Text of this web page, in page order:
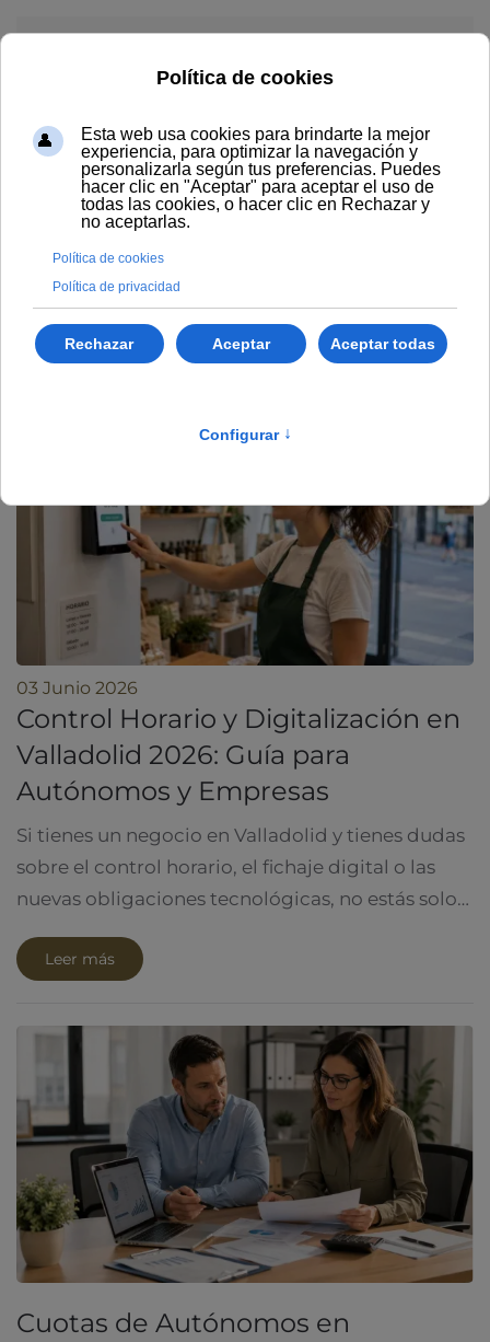
Empresas
03 Junio 2026
Control Horario y Digitalización en
Valladolid 2026: Guía para
Autónomos y Empresas
Si tienes un negocio en Valladolid y tienes dudas
sobre el control horario, el fichaje digital o las
nuevas obligaciones tecnológicas, no estás solo…
Leer más
Cuotas de Autónomos en